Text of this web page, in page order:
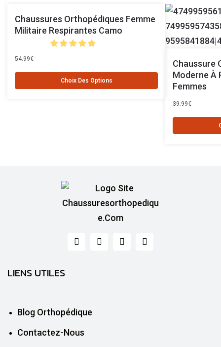
Chaussures Orthopédiques Femme
Militaire Respirantes Camo
54.99€
Choix Des Options
Chaussure
Moderne À
Femmes
39.99€
LIENS UTILES
Blog Orthopédique
Contactez-Nous